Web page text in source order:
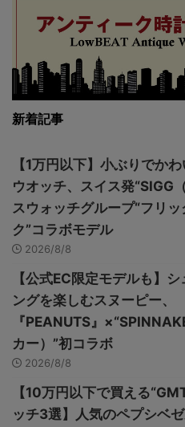
新着記事
【1万円以下】小ぶりでか
ウオッチ、スイス発“SIGG
スウォッチグループ“フリッ
ク”コラボモデル
2026/8/8
【公式EC限定モデルも】シ
ングを楽しむスヌーピー、
『PEANUTS』
カー）”初コラボ
2026/8/8
【10万円以下で買える
ッチ3選】人気のペプシベ